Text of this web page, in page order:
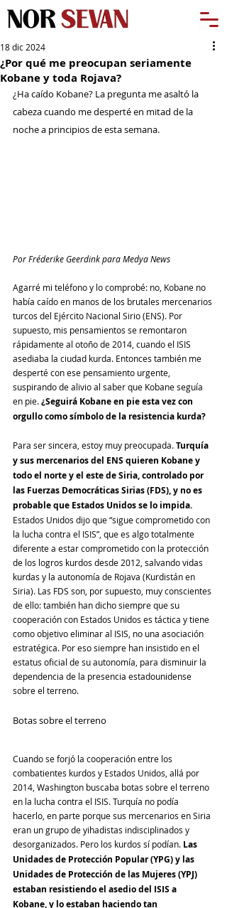
¿Por qué me preocupan seriamente
Kobane y toda Rojava?
18 dic 2024
¿Ha caído Kobane? La pregunta me asaltó la
cabeza cuando me desperté en mitad de la
noche a principios de esta semana.
Por Fréderike Geerdink para Medya News
Agarré mi teléfono y lo comprobé: no, Kobane no
había caído en manos de los brutales mercenarios
turcos del Ejército Nacional Sirio (ENS). Por
supuesto, mis pensamientos se remontaron
rápidamente al otoño de 2014, cuando el ISIS
asediaba la ciudad kurda. Entonces también me
desperté con ese pensamiento urgente,
suspirando de alivio al saber que Kobane seguía
en pie. ¿Seguirá Kobane en pie esta vez con
orgullo como símbolo de la resistencia kurda?
Para ser sincera, estoy muy preocupada. Turquía
y sus mercenarios del ENS quieren Kobane y
todo el norte y el este de Siria, controlado por
las Fuerzas Democráticas Sirias (FDS), y no es
probable que Estados Unidos se lo impida.
Estados Unidos dijo que “sigue comprometido con
la lucha contra el ISIS”, que es algo totalmente
diferente a estar comprometido con la protección
de los logros kurdos desde 2012, salvando vidas
kurdas y la autonomía de Rojava (Kurdistán en
Siria). Las FDS son, por supuesto, muy conscientes
de ello: también han dicho siempre que su
cooperación con Estados Unidos es táctica y tiene
como objetivo eliminar al ISIS, no una asociación
estratégica. Por eso siempre han insistido en el
estatus oficial de su autonomía, para disminuir la
dependencia de la presencia estadounidense
sobre el terreno.
Botas sobre el terreno
Cuando se forjó la cooperación entre los
combatientes kurdos y Estados Unidos, allá por
2014, Washington buscaba botas sobre el terreno
en la lucha contra el ISIS. Turquía no podía
hacerlo, en parte porque sus mercenarios en Siria
eran un grupo de yihadistas indisciplinados y
desorganizados. Pero los kurdos sí podían. Las
Unidades de Protección Popular (YPG) y las
Unidades de Protección de las Mujeres (YPJ)
estaban resistiendo el asedio del ISIS a
Kobane, y lo estaban haciendo tan